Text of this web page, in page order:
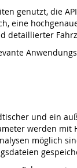
genutzt, die
eine
detaillierter
und ein
werden
möglich